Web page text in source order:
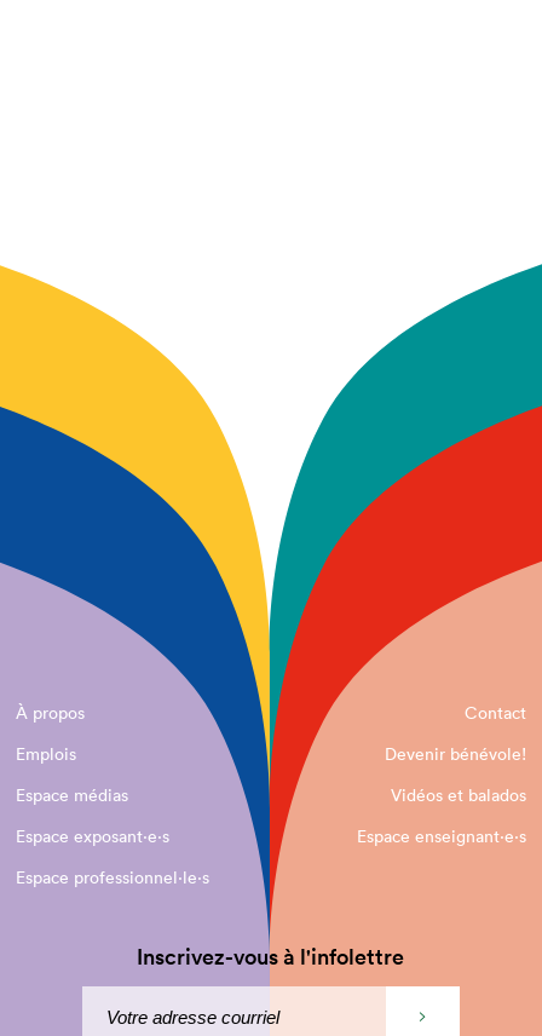
À propos
Contact
Emplois
Devenir bénévole!
Espace médias
Vidéos et balados
Espace exposant·e⋅s
Espace enseignant·e⋅s
Espace professionnel·le⋅s
Inscrivez-vous à l'infolettre